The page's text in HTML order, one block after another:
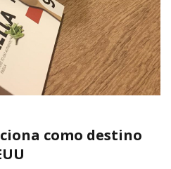
como destino